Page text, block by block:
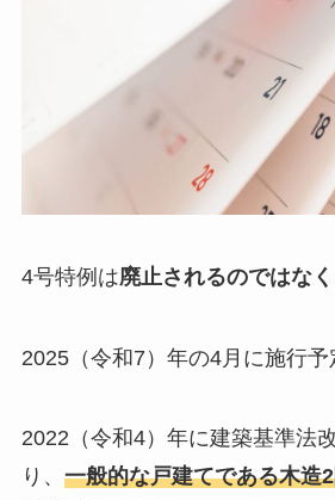
4号特例は廃止されるのではな
2025（令和7）年の4月に施行予
2022（令和4）年に建築基準法
り、 一般的な戸建てである木造